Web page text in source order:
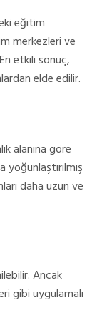
eğitim
merkezleri ve
etkili sonuç,
elde edilir.
alanına göre
daha uzun ve
Ancak
gibi uygulamalı